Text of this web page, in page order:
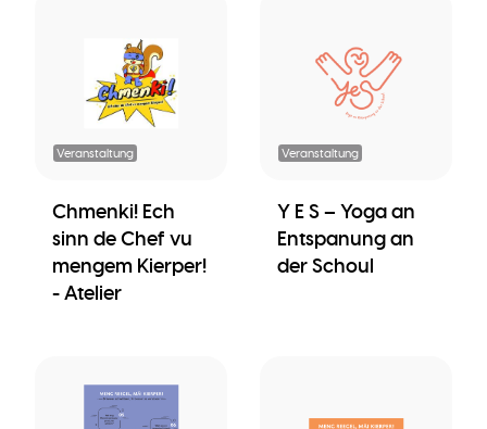
Veranstaltung
Chmenki! Ech
sinn de Chef vu
mengem Kierper!
- Atelier
Veranstaltung
Y E S – Yoga an
Entspanung an
der Schoul